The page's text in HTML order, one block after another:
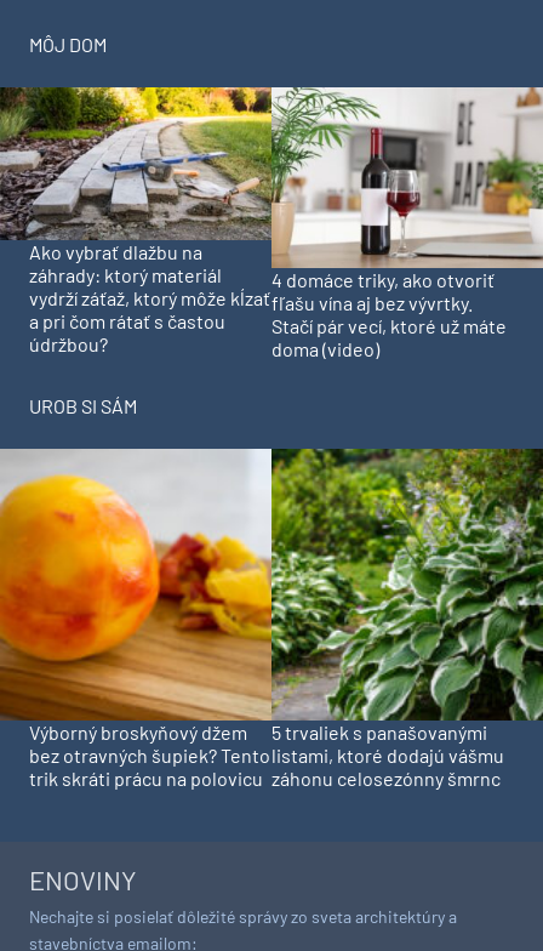
MÔJ DOM
Ako vybrať dlažbu na
záhrady: ktorý materiál
vydrží záťaž, ktorý môže kĺzať
a pri čom rátať s častou
údržbou?
4 domáce triky, ako otvoriť
fľašu vína aj bez vývrtky.
Stačí pár vecí, ktoré už máte
doma (video)
UROB SI SÁM
Výborný broskyňový džem
bez otravných šupiek? Tento
trik skráti prácu na polovicu
5 trvaliek s panašovanými
listami, ktoré dodajú vášmu
záhonu celosezónny šmrnc
ENOVINY
Nechajte si posielať dôležité správy zo sveta architektúry a
stavebníctva emailom: